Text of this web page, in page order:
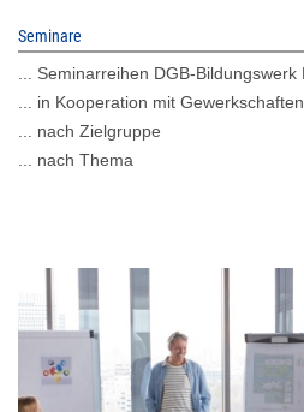
Seminare
... Seminarreihen DGB-Bildungswerk
... in Kooperation mit Gewerkschaften
... nach Zielgruppe
... nach Thema